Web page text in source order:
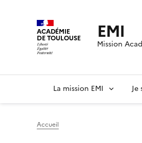
ACADÉMIE
DE TOULOUSE EMI
Mission
La mission EMI Je
Accueil